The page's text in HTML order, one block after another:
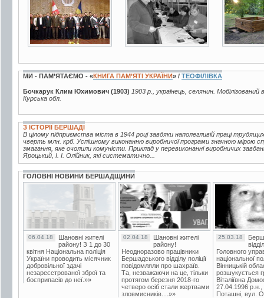
МИ - ПАМ’ЯТАЄМО - «КНИГА ПАМ’ЯТІ УКРАЇНИ» / ТЕОФІЛІВКА
Бочкарук Клим Юхимович (1903) 1903 р., українець, селянин.
Курська обл.
З ІСТОРІЇ БЕРШАДІ
В цілому підприємства міста в 1944 році завдяки наполегливій праці
чверть млн. крб. Успішному виконанню виробничої програми значною мірою
змагання, яке очолили комуністи. Приклад у перевиконанні виробничих
Яроцький, І. І. Олійник, які систематично...
ГОЛОВНІ НОВИНИ БЕРШАДЩИНИ
06.04.18
Шановні жителі
району! З 1 до 30
квітня Національна поліція
України проводить місячник
добровільної здачі
незареєстрованої зброї та
боєприпасів до неї.»»
02.04.18
Шановні жителі
району!
Неодноразово працівники
Бершадського відділу поліції
повідомляли про шахраїв.
Та, незважаючи на це, тільки
протягом березня 2018-го
четверо осіб стали жертвами
зловмисників....»»
25.03.18
Головного
національної
Вінницькій
розшукується
Віталіївна
27.04.1996 р.н.,
Поташні, вул.